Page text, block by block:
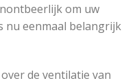
om uw
nu eenmaal belangrijk
de ventilatie van